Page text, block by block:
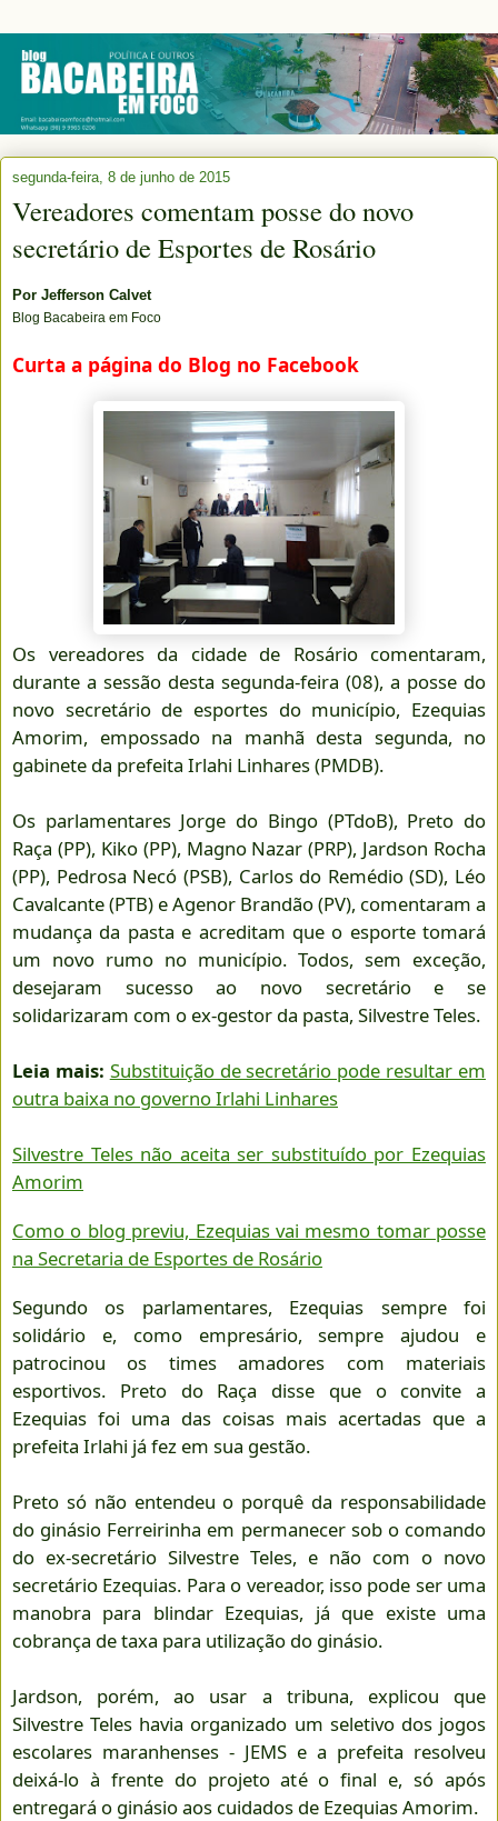
segunda-feira, 8 de junho de 2015
Vereadores comentam posse do novo
secretário de Esportes de Rosário
Por Jefferson Calvet
Blog Bacabeira em Foco
Curta a página do Blog no Facebook
Os vereadores da cidade de Rosário comentaram,
durante a sessão desta segunda-feira (08), a posse do
novo secretário de esportes do município, Ezequias
Amorim, empossado na manhã desta segunda, no
gabinete da prefeita Irlahi Linhares (PMDB).
Os parlamentares Jorge do Bingo (PTdoB), Preto do
Raça (PP), Kiko (PP), Magno Nazar (PRP), Jardson Rocha
(PP), Pedrosa Necó (PSB), Carlos do Remédio (SD), Léo
Cavalcante (PTB) e Agenor Brandão (PV), comentaram a
mudança da pasta e acreditam que o esporte tomará
um novo rumo no município. Todos, sem exceção,
desejaram sucesso ao novo secretário e se
solidarizaram com o ex-gestor da pasta, Silvestre Teles.
Leia mais: Substituição de secretário pode resultar em
outra baixa no governo Irlahi Linhares
Silvestre Teles não aceita ser substituído por Ezequias
Amorim
Como o blog previu, Ezequias vai mesmo tomar posse
na Secretaria de Esportes de Rosário
Segundo os parlamentares, Ezequias sempre foi
solidário e, como empresário, sempre ajudou e
patrocinou os times amadores com materiais
esportivos. Preto do Raça disse que o convite a
Ezequias foi uma das coisas mais acertadas que a
prefeita Irlahi já fez em sua gestão.
Preto só não entendeu o porquê da responsabilidade
do ginásio Ferreirinha em permanecer sob o comando
do ex-secretário Silvestre Teles, e não com o novo
secretário Ezequias. Para o vereador, isso pode ser uma
manobra para blindar Ezequias, já que existe uma
cobrança de taxa para utilização do ginásio.
Jardson, porém, ao usar a tribuna, explicou que
Silvestre Teles havia organizado um seletivo dos jogos
escolares maranhenses - JEMS e a prefeita resolveu
deixá-lo à frente do projeto até o final e, só após
entregará o ginásio aos cuidados de Ezequias Amorim.